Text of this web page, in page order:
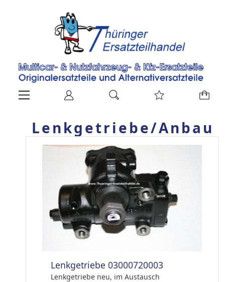
Lenkgetriebe/Anbau
Lenkgetriebe 03000720003
Lenkgetriebe neu, im Austausch